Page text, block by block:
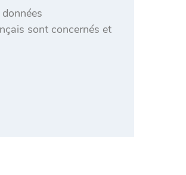
sont concernés et